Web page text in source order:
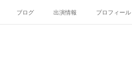
ブログ 出演情報 プロフィール